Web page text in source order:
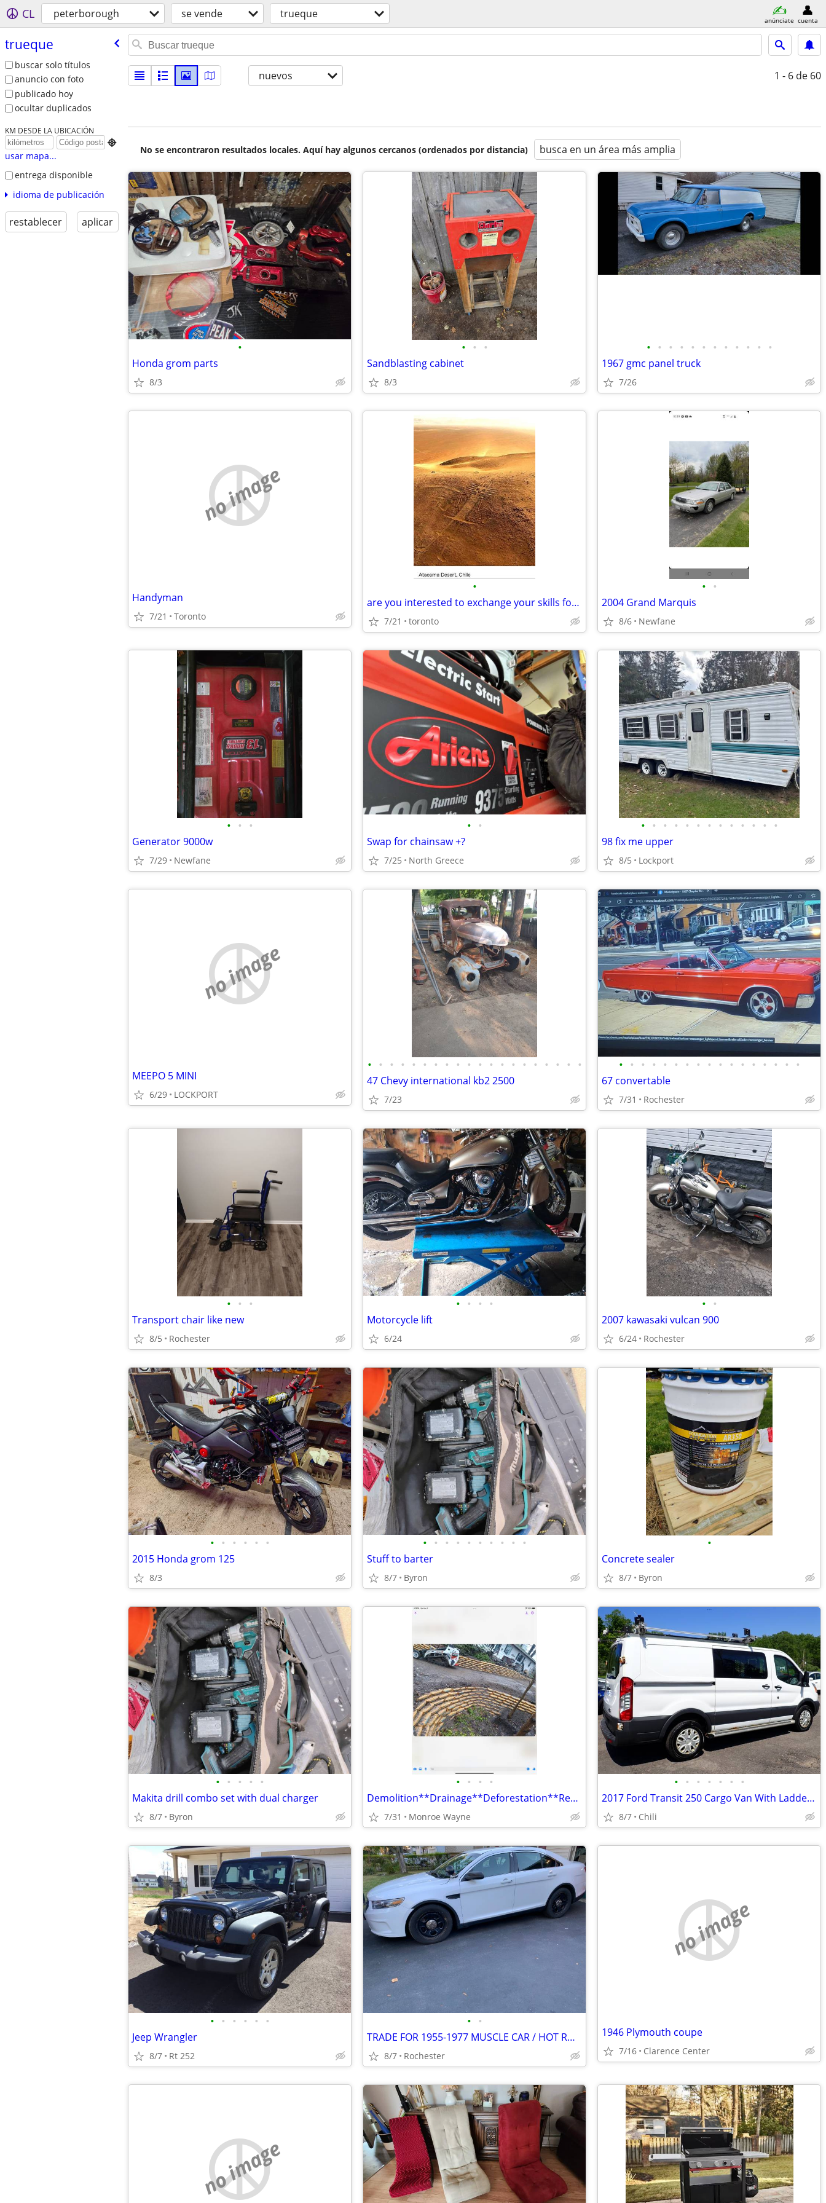
CL peterborough se vende trueque anúnciate cuenta
trueque
buscar solo títulos
anuncio con foto
publicado hoy
ocultar duplicados
KM DESDE LA UBICACIÓN

usar mapa...
entrega disponible
idioma de publicación
restablecer aplicar
nuevos 1 - 6 de 60
No se encontraron resultados locales. Aquí hay algunos cercanos (ordenados por distancia) busca en un área más amplia
•
Honda grom parts
8/3
• • •
Sandblasting cabinet
8/3
• • • • • • • • • • • •
1967 gmc panel truck
7/26
no image
Handyman
7/21 Toronto
•
are you interested to exchange your skills for my effective massage
7/21 toronto
• •
2004 Grand Marquis
8/6 Newfane
• • •
Generator 9000w
7/29 Newfane
• •
Swap for chainsaw +?
7/25 North Greece
• • • • • • • • • • • • •
98 fix me upper
8/5 Lockport
no image
MEEPO 5 MINI
6/29 LOCKPORT
• • • • • • • • • • • • • • • • • • • •
47 Chevy international kb2 2500
7/23
• • • • • • • • • • • • • • • • •
67 convertable
7/31 Rochester
• • •
Transport chair like new
8/5 Rochester
• • • •
Motorcycle lift
6/24
• •
2007 kawasaki vulcan 900
6/24 Rochester
• • • • • •
2015 Honda grom 125
8/3
• • • • • • • • • •
Stuff to barter
8/7 Byron
•
Concrete sealer
8/7 Byron
• • • • •
Makita drill combo set with dual charger
8/7 Byron
• • • •
Demolition**Drainage**Deforestation**Recovery**Relocation 4 TRADE
7/31 Monroe Wayne
• • • • • • •
2017 Ford Transit 250 Cargo Van With Ladder Rack
8/7 Chili
• • • • • •
Jeep Wrangler
8/7 Rt 252
• •
TRADE FOR 1955-1977 MUSCLE CAR / HOT ROD! V8 AUTOMATIC ONLY! NO OTHERS
8/7 Rochester
no image
1946 Plymouth coupe
7/16 Clarence Center
no image